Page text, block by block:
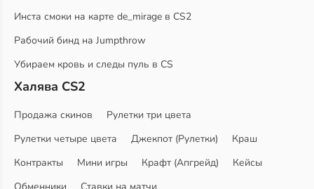
Инста смоки на карте de_mirage в CS2
Рабочий бинд на Jumpthrow
Убираем кровь и следы пуль в CS
Халява CS2
Продажа скинов
Рулетки три цвета
Рулетки четыре цвета
Джекпот (Рулетки)
Краш
Контракты
Мини игры Крафт (Апгрейд)
Кейсы